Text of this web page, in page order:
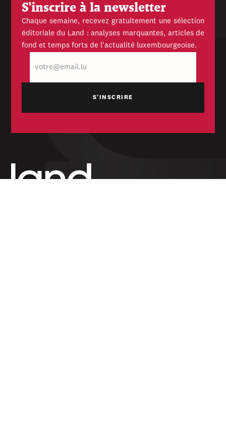
S'inscrire à la newsletter
Chaque semaine, recevez gratuitement une sélection
éditoriale du Land : analyses marquantes, articles de
fond et temps forts de l'actualité luxembourgeoise.
mail